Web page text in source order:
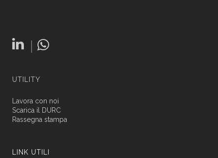
|
UTILITY
Lavora con noi
Scarica il DURC
Rassegna stampa
LINK UTILI